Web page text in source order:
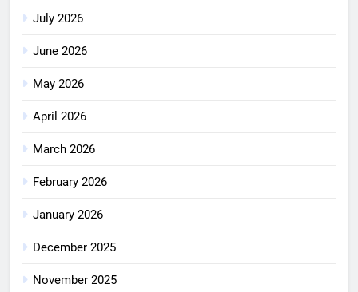
July 2026
June 2026
May 2026
April 2026
March 2026
February 2026
January 2026
December 2025
November 2025